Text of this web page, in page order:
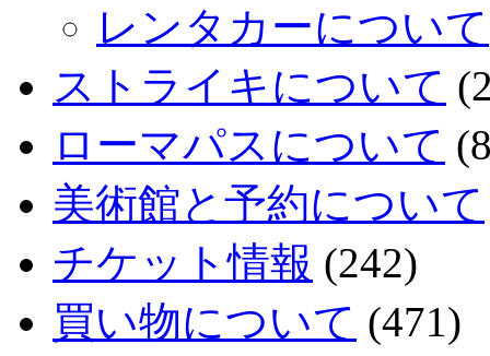
レンタカーについて
ストライキについて
ローマパスについて
美術館と予約について
チケット情報 (242)
買い物について (471)